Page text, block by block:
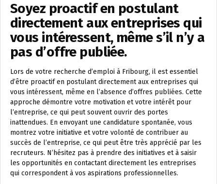
Soyez proactif en postulant
directement aux entreprises qui
vous intéressent, même s’il n’y a
pas d’offre publiée.
Lors de votre recherche d’emploi à Fribourg, il est essentiel
d’être proactif en postulant directement aux entreprises qui
vous intéressent, même en l’absence d’offres publiées. Cette
approche démontre votre motivation et votre intérêt pour
l’entreprise, ce qui peut souvent ouvrir des portes
inattendues. En envoyant une candidature spontanée, vous
montrez votre initiative et votre volonté de contribuer au
succès de l’entreprise, ce qui peut être très apprécié par les
recruteurs. N’hésitez pas à prendre des initiatives et à saisir
les opportunités en contactant directement les entreprises
qui correspondent à vos aspirations professionnelles.